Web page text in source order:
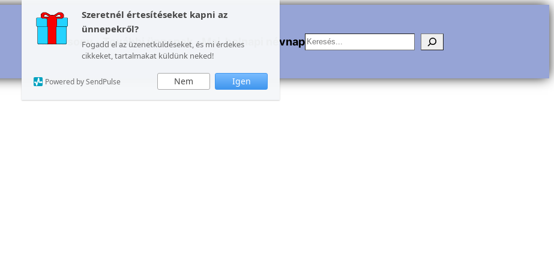
Szeretnél értesítéseket kapni az
ünnepekről?
Fogadd el az üzenetküldéseket, és mi érdekes
cikkeket, tartalmakat küldünk neked!
Nem Igen
Powered by SendPulse
Karácsony További ünnepek Mai, holnapi névnapKeresés